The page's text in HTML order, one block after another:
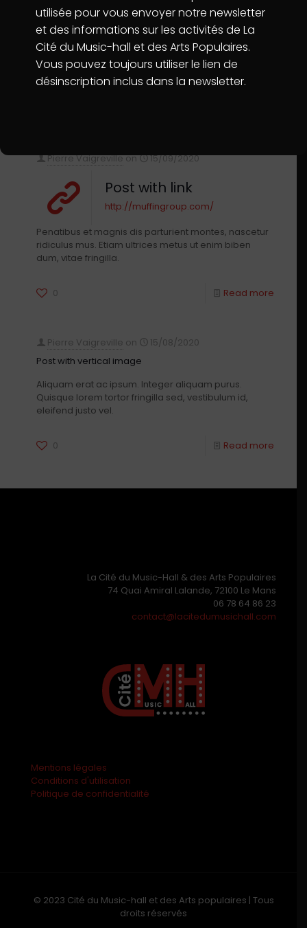
Pierre Vaigreville
15/10/2020
Post with YouTube
Sed vitae tellus aliquet, varius arcu sed, egestas
turpisali quam erat volutpat. Duis lobortis vitae
neque donec interdum nullam.
Pierre Vaigrevilleon 15/09/2020
Post with link
http://muffingroup.com/
Penatibus et magnis dis parturient montes, nascetur
ridiculus mus. Etiam ultrices metus ut enim biben
dum, vitae fringilla.
0 Read more
Pierre Vaigreville on
15/08/2020
Post with vertical image
Aliquam erat ac ipsum. Integer aliquam purus.
Quisque lorem tortor fringilla sed, vestibulum id,
eleifend justo vel.
0 Read more
La Cité du Music-Hall & des Arts Populaires
74 Quai Amiral Lalande, 72100 Le Mans
06 78 64 86 23
contact@lacitedumusichall.com
Mentions légales
Conditions d'utilisation
Politique de confidentialité
© 2023 Cité du Music-hall et des Arts populaires | Tous
droits réservés
utilisée pour vous envoyer notre newsletter
et des informations sur les activités de La
Cité du Music-hall et des Arts Populaires.
Vous pouvez toujours utiliser le lien de
désinscription inclus dans la newsletter.